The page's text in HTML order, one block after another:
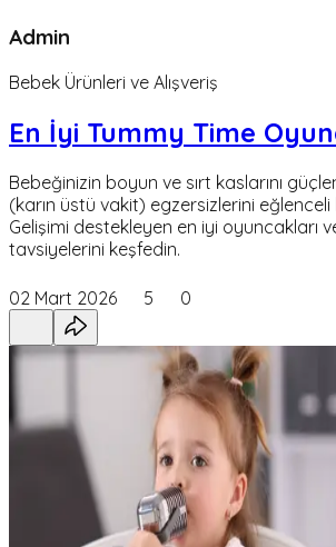
Admin
Bebek Ürünleri ve Alışveriş
En İyi Tummy Time
Bebeğinizin boyun ve sırt kaslarını
(karın üstü vakit) egzersizlerini
Gelişimi destekleyen en iyi oyuncakları
tavsiyelerini keşfedin.
02 Mart 2026 5 0